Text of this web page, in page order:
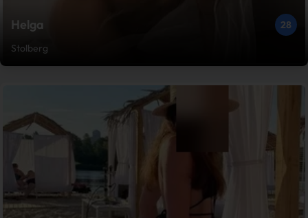
Helga
28
Stolberg